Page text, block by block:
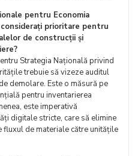
pentru Economia
prioritare pentru
de construcții și
Strategia Națională privind
trebuie să vizeze auditul
demolare. Este o măsură pe
pentru inventarierea
este imperativă
digitale stricte, care să elimine
de materiale către unitățile